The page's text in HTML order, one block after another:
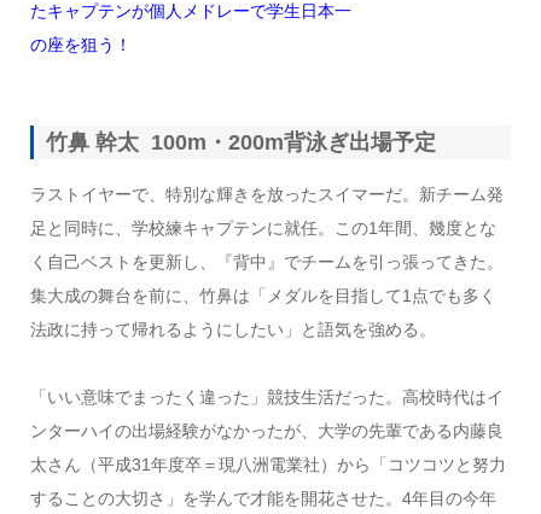
たキャプテンが個人メドレーで学生日本一
の座を狙う！
竹鼻 幹太 100m・200m背泳ぎ出場予定
ラストイヤーで、特別な輝きを放ったスイマーだ。新チーム発
足と同時に、学校練キャプテンに就任。この1年間、幾度とな
く自己ベストを更新し、『背中』でチームを引っ張ってきた。
集大成の舞台を前に、竹鼻は「メダルを目指して1点でも多く
法政に持って帰れるようにしたい」と語気を強める。
「いい意味でまったく違った」競技生活だった。高校時代はイ
ンターハイの出場経験がなかったが、大学の先輩である内藤良
太さん（平成31年度卒＝現八洲電業社）から「コツコツと努力
することの大切さ」を学んで才能を開花させた。4年目の今年